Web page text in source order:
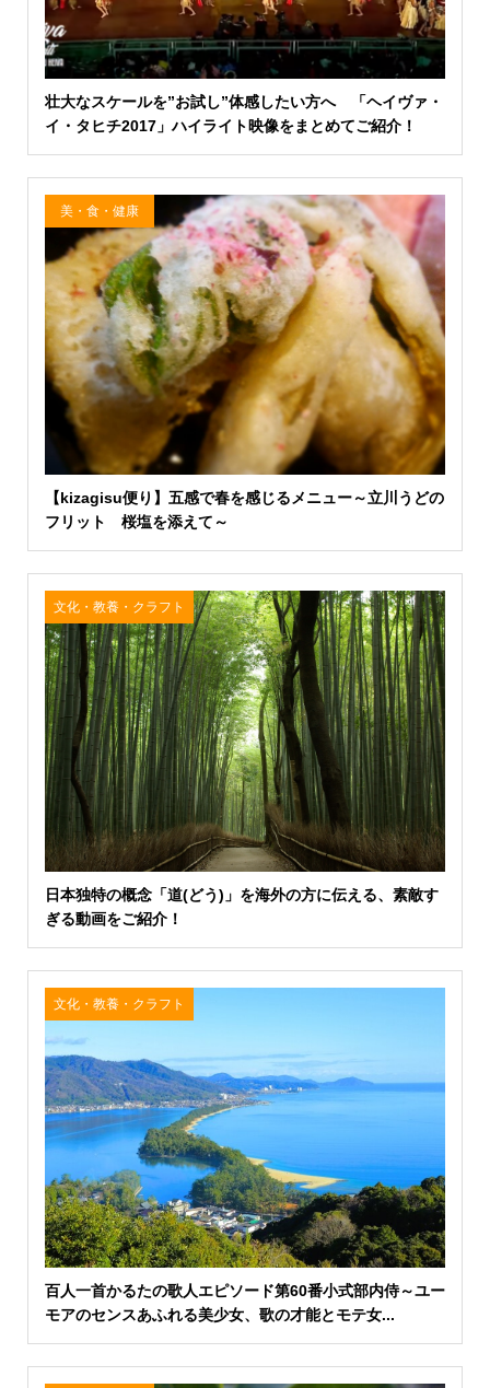
壮大なスケールを”お試し”体感したい方へ 「ヘイヴァ・
イ・タヒチ2017」ハイライト映像をまとめてご紹介！
美・食・健康
【kizagisu便り】五感で春を感じるメニュー～立川うどの
フリット 桜塩を添えて～
文化・教養・クラフト
日本独特の概念「道(どう)」を海外の方に伝える、素敵す
ぎる動画をご紹介！
文化・教養・クラフト
百人一首かるたの歌人エピソード第60番小式部内侍～ユー
モアのセンスあふれる美少女、歌の才能とモテ女...